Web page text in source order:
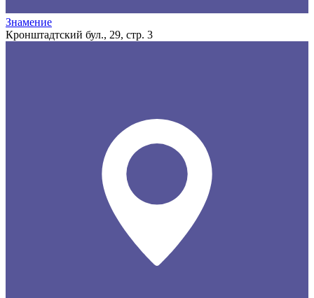
Знамение
Кронштадтский бул., 29, стр. 3